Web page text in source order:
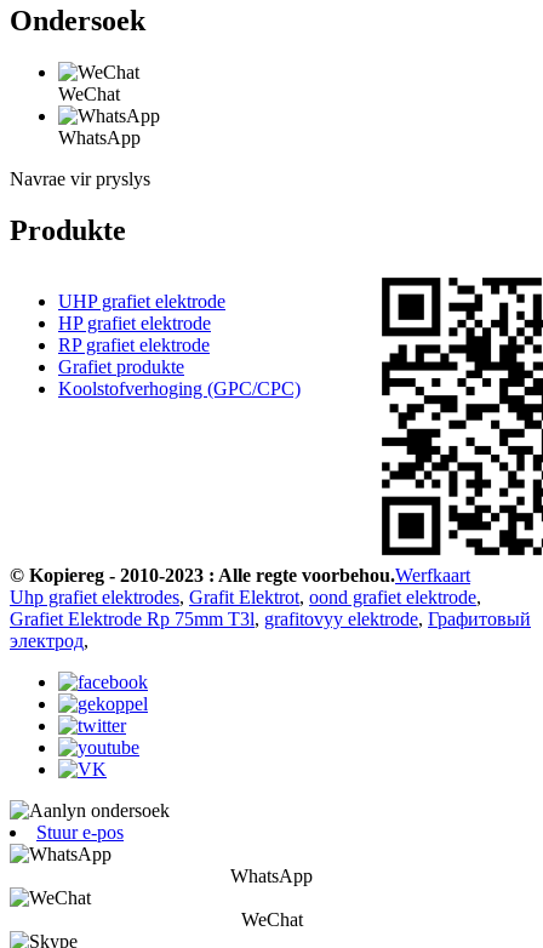
Ondersoek
WeChat
WhatsApp
Navrae vir pryslys
Produkte
UHP grafiet elektrode
HP grafiet elektrode
RP grafiet elektrode
Grafiet produkte
Koolstofverhoging (GPC/CPC)
© Kopiereg - 2010-2023 : Alle regte voorbehou.Werfkaart
Uhp grafiet elektrodes, Grafit Elektrot, oond grafiet elektrode,
Grafiet Elektrode Rp 75mm T3l, grafitovyy elektrode, Графитовый
электрод,
Stuur e-pos
WhatsApp
WeChat